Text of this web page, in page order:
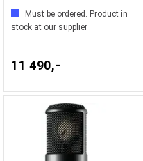
Must be ordered. Product in
stock at our supplier
11 490,-